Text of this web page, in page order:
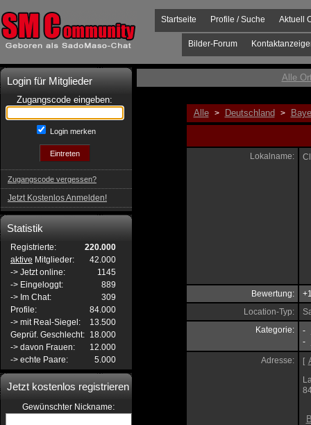
Aktuell
Profile / Suche
Startseite
Bilder-Forum
Login für Mitglieder
Zugangscode eingeben:
Login merken
Zugangscode vergessen?
Jetzt Kostenlos Anmelden!
Statistik
Registrierte:
220.000
aktive Mitglieder:
42.000
-> Jetzt online:
1145
-> Eingeloggt:
889
-> Im Chat:
309
Profile:
84.000
-> mit Real-Siegel:
13.500
Geprüf. Geschlecht: 18.000
-> davon Frauen:
12.000
-> echte Paare:
5.000
Jetzt kostenlos registrieren
Gewünschter Nickname:
Alle
Alle > Deutschland >
Lokalname:
Bewertung: +
Location-Typ:
Kategorie:
-
-
Adresse: [